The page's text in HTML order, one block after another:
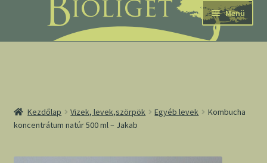
navigációhoz
tartalomba
Menü
Kezdőlap Vizek, levek,szörpök Egyéb levek
Kombucha
koncentrátum natúr 500 ml – Jakab